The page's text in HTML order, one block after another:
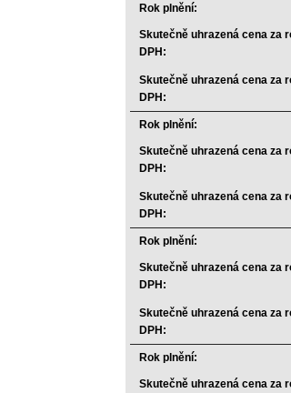
Rok plnění:
Skutečně uhrazená cena za
DPH:
Skutečně uhrazená cena za
DPH:
Rok plnění:
Skutečně uhrazená cena za
DPH:
Skutečně uhrazená cena za
DPH:
Rok plnění:
Skutečně uhrazená cena za
DPH:
Skutečně uhrazená cena za
DPH:
Rok plnění:
Skutečně uhrazená cena za